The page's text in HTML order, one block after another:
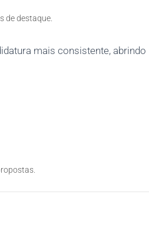
de destaque.
mais consistente, abrindo